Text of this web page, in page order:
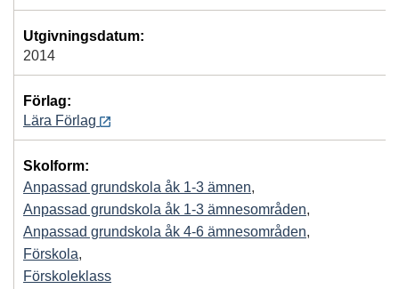
Utgivningsdatum:
2014
Förlag:
Lära Förlag
Skolform:
Anpassad grundskola åk 1-3 ämnen,
Anpassad grundskola åk 1-3 ämnesområden,
Anpassad grundskola åk 4-6 ämnesområden,
Förskola,
Förskoleklass